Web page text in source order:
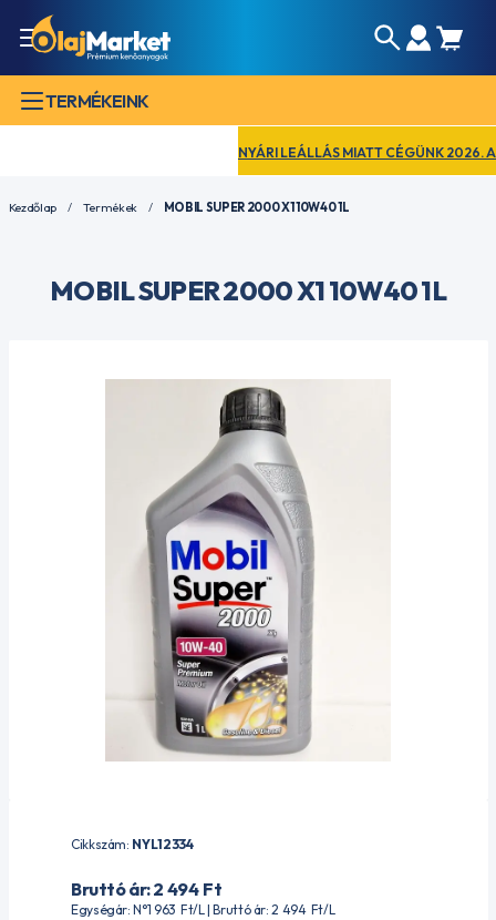
TERMÉKEINK
NYÁRI LEÁLLÁS MIATT CÉGÜNK 2026.
Kezdőlap Termékek MOBIL SUPER 2000 X1 10W40 1L
MOBIL SUPER 2000 X1 10W40 1L
Cikkszám: NYL12334
Bruttó ár: 2 494 Ft
Egységár: N°1 963 Ft/L | Bruttó ár: 2 494 Ft/L